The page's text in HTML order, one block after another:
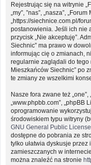
Rejestrując się na witrynie
„my”, ”nas”, „nasza”,
„https://siechnice.com.pl/
postanowienia. Jeśli ich nie
przycisk „Nie akceptuję”.
Siechnic” ma prawo w
informując cię o zmianach,
regularnie zaglądali do tego
Mieszkańców Siechnic” po
te zmiany ze wszelkimi
Nasze fora zwane też „one”,
„www.phpbb.com”, „phpBB
oprogramowanie
środowiskiem typu witryny
GNU General Public
dostępne do pobrania ze
tylko ułatwia dyskusje
zamieszczanych w
można znaleźć na stronie